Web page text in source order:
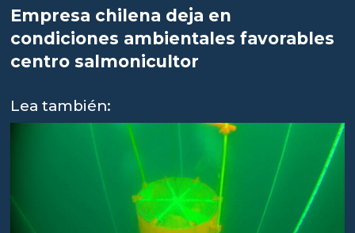
Empresa chilena deja en
condiciones ambientales favorables
centro salmonicultor
Lea también: